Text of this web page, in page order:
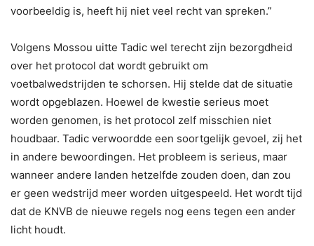
voorbeeldig is, heeft hij niet veel recht van spreken.”
Volgens Mossou uitte Tadic wel terecht zijn bezorgdheid
over het protocol dat wordt gebruikt om
voetbalwedstrijden te schorsen. Hij stelde dat de situatie
wordt opgeblazen. Hoewel de kwestie serieus moet
worden genomen, is het protocol zelf misschien niet
houdbaar. Tadic verwoordde een soortgelijk gevoel, zij het
in andere bewoordingen. Het probleem is serieus, maar
wanneer andere landen hetzelfde zouden doen, dan zou
er geen wedstrijd meer worden uitgespeeld. Het wordt tijd
dat de KNVB de nieuwe regels nog eens tegen een ander
licht houdt.